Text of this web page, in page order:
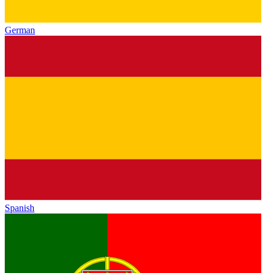
German
Spanish